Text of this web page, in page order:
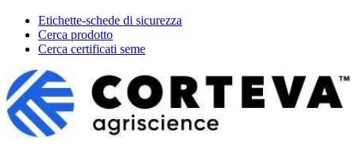
Etichette-schede di sicurezza
Cerca prodotto
Cerca certificati seme